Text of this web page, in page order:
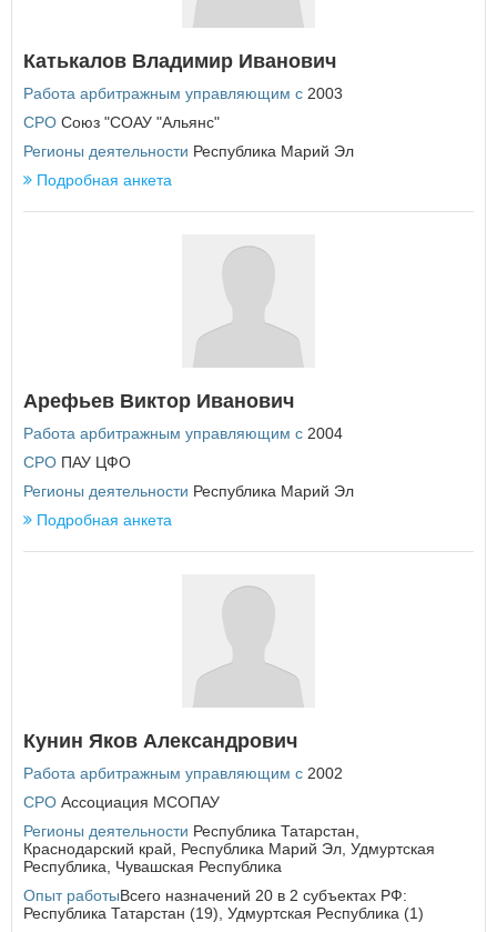
Республика Хакасия
Ростовская область
Рязанская область
Самарская область
Санкт-Петербург
Саратовская область
Тамбовская область
Тверская область
Томская область
Тульская область
Тюменская область
У
Удмуртская Республика
Ханты-Мансийский автономный округ - Югра
Челябинская область
Чеченская Республика
Чувашская Республика
Чукотский автономный округ
Я
Ямало-Ненецкий автономный округ
Ярославская область
Катькалов Владимир Иванович
Работа арбитражным управляющим с 2003
СРО Союз "СОАУ "Альянс"
Регионы деятельности Республика Марий Эл
Подробная анкета
Арефьев Виктор Иванович
Работа арбитражным управляющим с 2004
СРО ПАУ ЦФО
Регионы деятельности Республика Марий Эл
Подробная анкета
Кунин Яков Александрович
Работа арбитражным управляющим с 2002
СРО Ассоциация МСОПАУ
Регионы деятельности Республика Татарстан
Краснодарский край
Республика Марий Эл Удмуртская
Республика
Чувашская Республика
Опыт работыВсего назначений 20 в 2 субъектах РФ:
Республика Татарстан (19), Удмуртская Республика (1)